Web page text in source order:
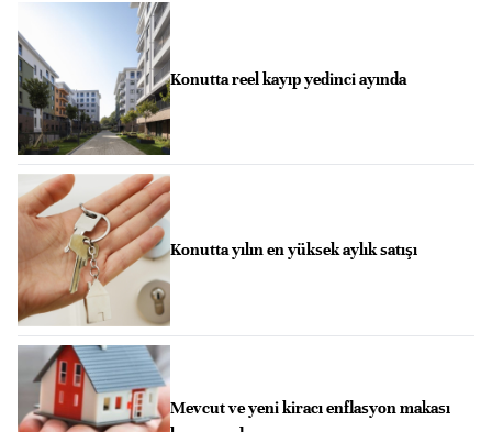
Konutta reel kayıp yedinci ayında
Konutta yılın en yüksek aylık satışı
Mevcut ve yeni kiracı enflasyon makası